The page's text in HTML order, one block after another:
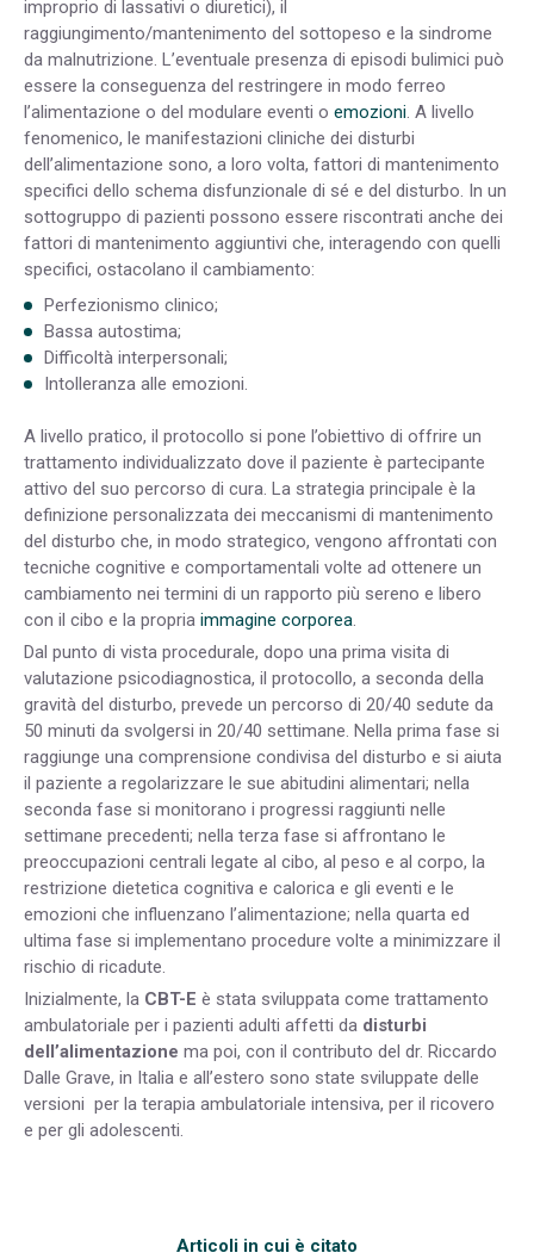
improprio di lassativi o diuretici), il
raggiungimento/mantenimento del sottopeso e la sindrome
da malnutrizione. L’eventuale presenza di episodi bulimici può
essere la conseguenza del restringere in modo ferreo
l’alimentazione o del modulare eventi o emozioni. A livello
fenomenico, le manifestazioni cliniche dei disturbi
dell’alimentazione sono, a loro volta, fattori di mantenimento
specifici dello schema disfunzionale di sé e del disturbo. In un
sottogruppo di pazienti possono essere riscontrati anche dei
fattori di mantenimento aggiuntivi che, interagendo con quelli
specifici, ostacolano il cambiamento:
Perfezionismo clinico;
Bassa autostima;
Difficoltà interpersonali;
Intolleranza alle emozioni.
A livello pratico, il protocollo si pone l’obiettivo di offrire un
trattamento individualizzato dove il paziente è partecipante
attivo del suo percorso di cura. La strategia principale è la
definizione personalizzata dei meccanismi di mantenimento
del disturbo che, in modo strategico, vengono affrontati con
tecniche cognitive e comportamentali volte ad ottenere un
cambiamento nei termini di un rapporto più sereno e libero
con il cibo e la propria immagine corporea.
Dal punto di vista procedurale, dopo una prima visita di
valutazione psicodiagnostica, il protocollo, a seconda della
gravità del disturbo, prevede un percorso di 20/40 sedute da
50 minuti da svolgersi in 20/40 settimane. Nella prima fase si
raggiunge una comprensione condivisa del disturbo e si aiuta
il paziente a regolarizzare le sue abitudini alimentari; nella
seconda fase si monitorano i progressi raggiunti nelle
settimane precedenti; nella terza fase si affrontano le
preoccupazioni centrali legate al cibo, al peso e al corpo, la
restrizione dietetica cognitiva e calorica e gli eventi e le
emozioni che influenzano l’alimentazione; nella quarta ed
ultima fase si implementano procedure volte a minimizzare il
rischio di ricadute.
Inizialmente, la CBT-E è stata sviluppata come trattamento
ambulatoriale per i pazienti adulti affetti da disturbi
dell’alimentazione ma poi, con il contributo del dr. Riccardo
Dalle Grave, in Italia e all’estero sono state sviluppate delle
versioni per la terapia ambulatoriale intensiva, per il ricovero
e per gli adolescenti.
Articoli in cui è citato